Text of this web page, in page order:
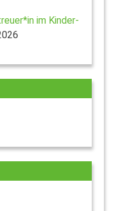
im Kinder-